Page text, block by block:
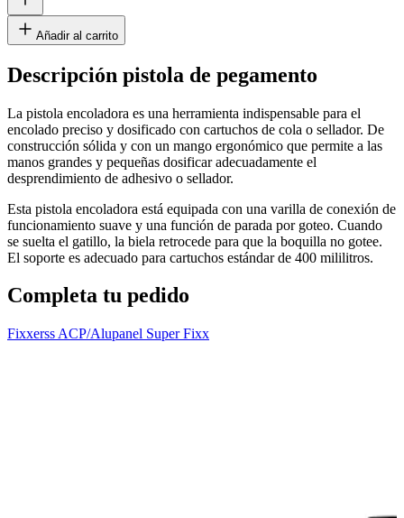
Añadir al carrito
Descripción pistola de pegamento
La pistola encoladora es una herramienta indispensable para el
encolado preciso y dosificado con cartuchos de cola o sellador. De
construcción sólida y con un mango ergonómico que permite a las
manos grandes y pequeñas dosificar adecuadamente el
desprendimiento de adhesivo o sellador.
Esta pistola encoladora está equipada con una varilla de conexión de
funcionamiento suave y una función de parada por goteo. Cuando
se suelta el gatillo, la biela retrocede para que la boquilla no gotee.
El soporte es adecuado para cartuchos estándar de 400 mililitros.
Completa tu pedido
Fixxerss ACP/Alupanel Super Fixx